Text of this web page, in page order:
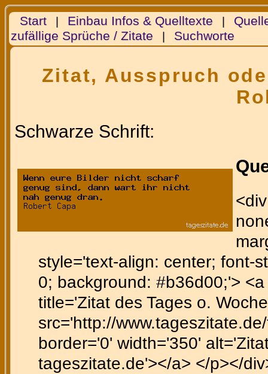
Start| Einbau Infos & Quelltexte |
zufällige Sprüche / Zitate | Suchworte
Zitat, Ausspruch
Schwarze Schrift:
style='text-align: center; font-
0; background: #b36d00;'>
title='Zitat des Tages o.
src='http://
border='0' width='350'
tageszitate.de'></a> </p></